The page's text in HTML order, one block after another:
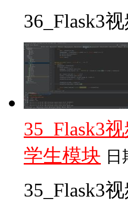
36_Flask3
35_Flask3
学生模块 日
35_Flask3